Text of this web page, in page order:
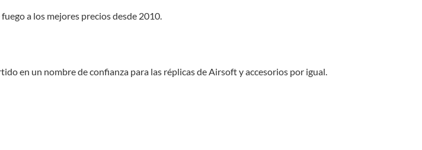
a los mejores precios desde 2010.
en un nombre de confianza para las réplicas de Airsoft y accesorios por igual.